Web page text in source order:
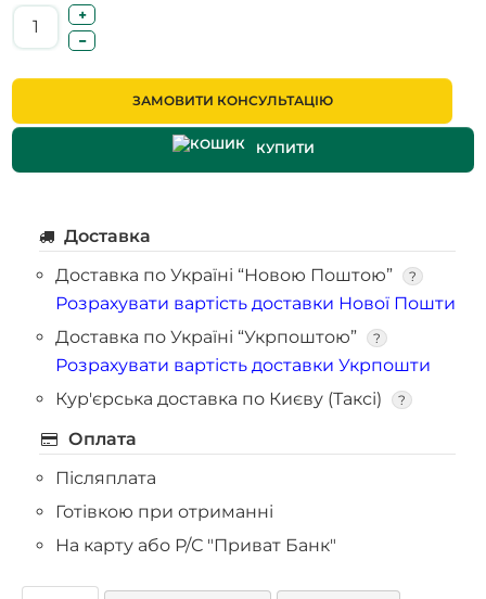
ЗАМОВИТИ КОНСУЛЬТАЦІЮ
КУПИТИ
Доставка
Доставка по Україні “Новою Поштою”
?
Розрахувати вартість доставки Нової Пошти
Доставка по Україні “Укрпоштою”
?
Розрахувати вартість доставки Укрпошти
Кур'єрська доставка по Києву (Таксі)
?
Оплата
Післяплата
Готівкою при отриманні
На карту або Р/С "Приват Банк"